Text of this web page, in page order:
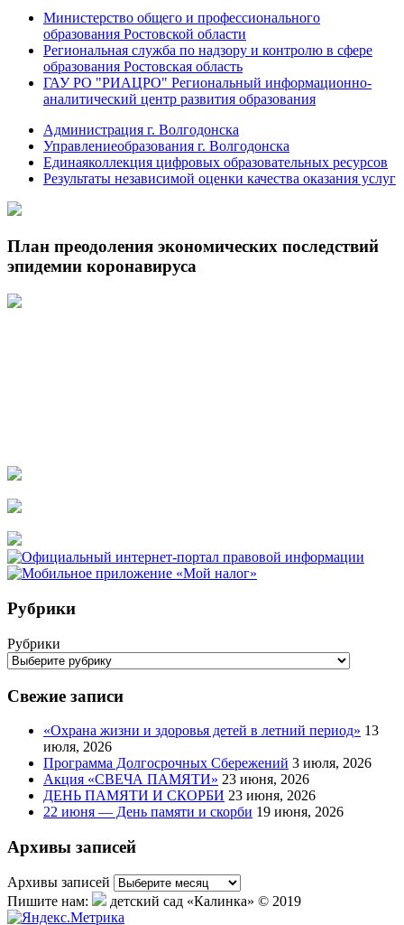
Министерство общего и профессионального
образования Ростовской области
Региональная служба по надзору и контролю в сфере
образования Ростовская область
ГАУ РО "РИАЦРО" Региональный информационно-
аналитический центр развития образования
Администрация г. Волгодонска
Управлениеобразования г. Волгодонска
Единаяколлекция цифровых образовательных ресурсов
Результаты независимой оценки качества оказания услуг
План преодоления экономических последствий
эпидемии коронавируса
Рубрики
Рубрики
Свежие записи
«Охрана жизни и здоровья детей в летний период» 13
июля, 2026
Программа Долгосрочных Сбережений 3 июля, 2026
Акция «СВЕЧА ПАМЯТИ» 23 июня, 2026
ДЕНЬ ПАМЯТИ И СКОРБИ 23 июня, 2026
22 июня — День памяти и скорби 19 июня, 2026
Архивы записей
Архивы записей
Пишите нам:
детский сад «Калинка» © 2019